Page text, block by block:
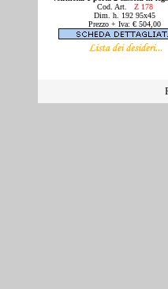
Cod. Art.
Z 178
Dim. h. 192 95x45
Prezzo + Iva: € 504,00